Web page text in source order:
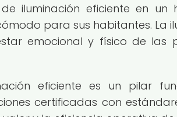
iluminación eficiente en
para sus habitantes. La
emocional y físico de las
eficiente es un pilar
certificadas con